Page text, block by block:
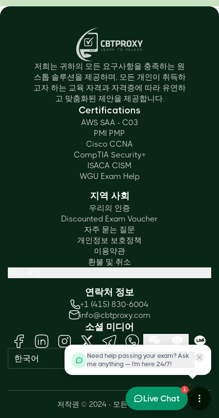
저희는 귀하의 모든 요구사항을 충족하는 원
스톱 솔루션을 제공하며, 모든 개인이 취득하
고자 하는 교육 자격과 자격증에 따라 유연하
고 맞춤화된 제안을 제공합니다.
Certifications
AWS SAA - C03
PMI PMP
Cisco CCNA
CompTIA Security+
ISACA CISM
WGU Exam Help
지역 사회
우리의 인증
Discounted Exam Voucher
자주 묻는 질문
개인정보 보호정책
이용약관
환불 및 취소
연락처 정보
+1 (415) 830-6004
info@cbtproxy.com
소셜 미디어
한국어
저작권 © 2024 - 모든 권리 보유.
Need help passing your exam? Ask
me anything — I'm here 24/7!
1
Live Chat